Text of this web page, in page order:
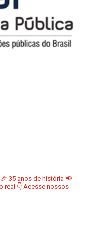
🎉 35 anos de história 📢
real 👇 Acesse nossos